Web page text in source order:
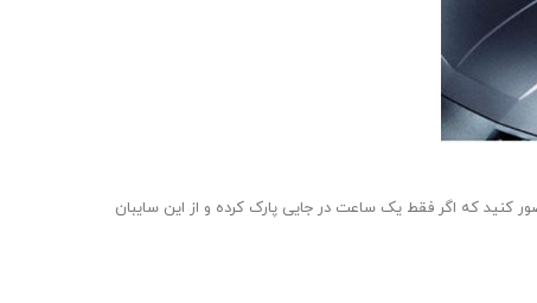
کنید که اگر فقط یک ساعت در جایی پارک کرده و از این سایبان